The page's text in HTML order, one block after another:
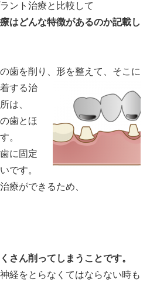
ント治療と比較して
はどんな特徴があるのか記載し
歯を削り、形を整えて、 そこに
する治
は、
歯とほ
。
に固定
です。
療ができるため、
さん削ってしまうことです。
経をとらなくてはならない時も